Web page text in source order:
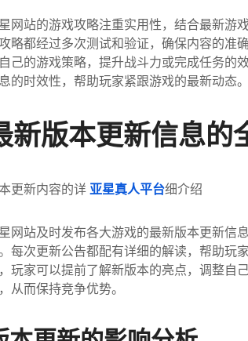
网站的游戏攻略注重实用性，结合最新游
略都经过多次测试和验证，确保内容的准
己的游戏策略，提升战斗力或完成任务的
的时效性，帮助玩家紧跟游戏的最新动态。
新版本更新信息的
更新内容的详 亚星真人平台细介绍
网站及时发布各大游戏的最新版本更新信
每次更新公告都配有详细的解读，帮助玩
玩家可以提前了解新版本的亮点，调整自
从而保持竞争优势。